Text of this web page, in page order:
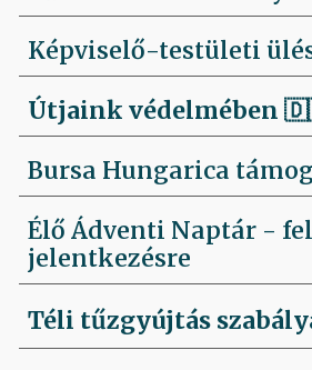
Képviselő-testületi
Útjaink védelmében
Bursa Hungarica
Élő Ádventi Naptár -
jelentkezésre
Téli tűzgyújtás